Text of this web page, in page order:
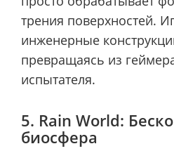
трения поверхностей.
инженерные
превращаясь из
испытателя.
5. Rain World:
биосфера